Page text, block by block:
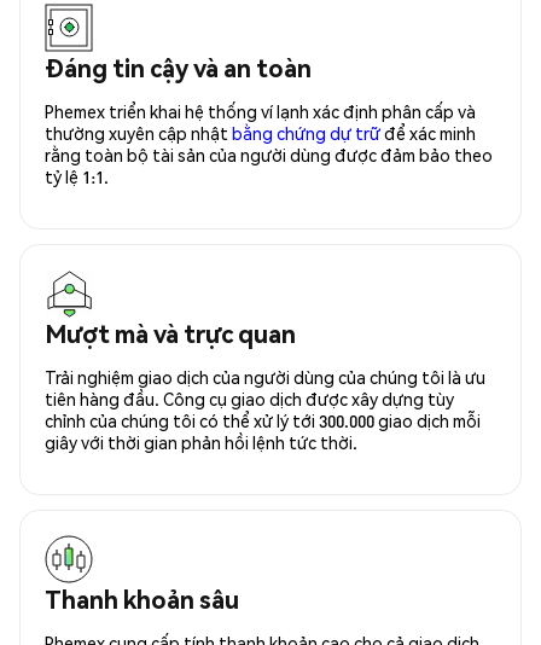
Đáng tin cậy và an toàn
Phemex triển khai hệ thống ví lạnh xác định phân cấp và
thường xuyên cập nhật bằng chứng dự trữđể xác minh
rằng toàn bộ tài sản của người dùng được đảm bảo theo
tỷ lệ 1:1.
Mượt mà và trực quan
Trải nghiệm giao dịch của người dùng của chúng tôi là ưu
tiên hàng đầu. Công cụ giao dịch được xây dựng tùy
chỉnh của chúng tôi có thể xử lý tới 300.000 giao dịch mỗi
giây với thời gian phản hồi lệnh tức thời.
Thanh khoản sâu